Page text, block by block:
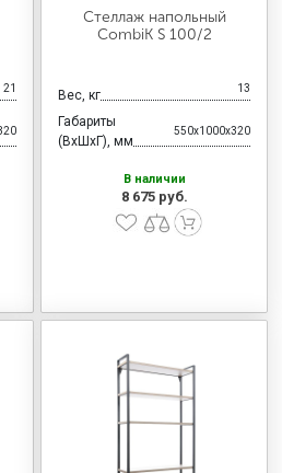
21
Стеллаж напольный
CombiK S 100/2
Вес, кг 13
Габариты
(ВхШхГ), мм
550x1000x320
В наличии
8 675 руб.